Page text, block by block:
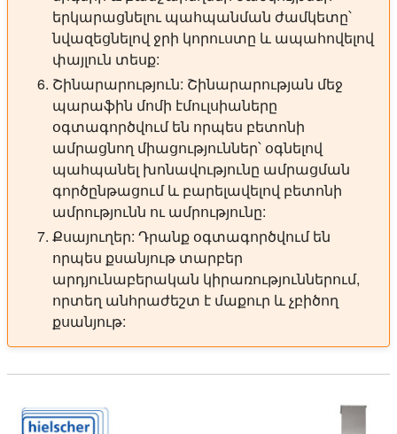
երկարացնելու պահպանման ժամկետը՝
նվազեցնելով ջրի կորուստը և ապահովելով
փայլուն տեսք:
Շինարարություն: Շինարարության մեջ
պարաֆին մոմի էմուլսիաները
օգտագործվում են որպես բետոնի
ամրացնող միացություններ՝ օգնելով
պահպանել խոնավությունը ամրացման
գործընթացում և բարելավելով բետոնի
ամրությունն ու ամրությունը:
Քսայուղեր: Դրանք օգտագործվում են
որպես քսանյութ տարբեր
արդյունաբերական կիրառություններում,
որտեղ անհրաժեշտ է մաքուր և չբիծող
քսանյութ: